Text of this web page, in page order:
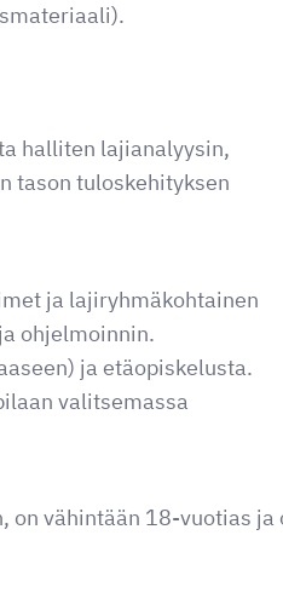
halliten lajianalyysin,
tason tuloskehityksen
ja lajiryhmäkohtainen
ohjelmoinnin.
ja etäopiskelusta.
valitsemassa
vähintään 18-vuotias ja